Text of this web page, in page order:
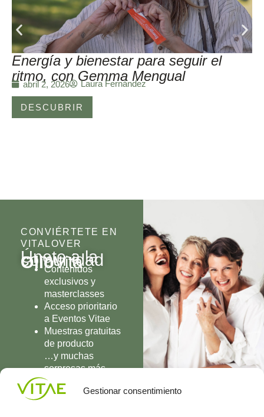
Gestionar consentimiento
Energía y bienestar para seguir el
ritmo, con Gemma Mengual
abril 2, 2026 Laura Fernández
DESCUBRIR
CONVIÉRTETE EN
VITALOVER
Únete a la
comunidad
OlioVita
Contenidos
exclusivos y
masterclasses
Acceso prioritario
a Eventos Vitae
Muestras gratuitas
de producto
…y muchas
sorpresas más
UNIRME